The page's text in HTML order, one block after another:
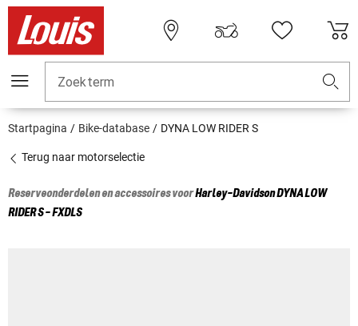
Zoekterm
Startpagina Bike-database DYNA LOW RIDER S
Terug naar motorselectie
Reserveonderdelen en accessoires voorHarley-DavidsonDYNA LOW
RIDER S - FXDLS